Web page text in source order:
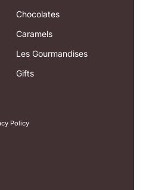
Chocolates
Caramels
Les Gourmandises
Gifts
Policy